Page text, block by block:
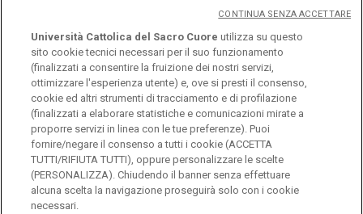
© Università Cattolica del Sacro Cuore
Largo A. Gemelli 1, 20123 Milano
PI 02133120150
ENGLISH
Università Cattolica del Sacro Cuore utilizza su questo
sito cookie tecnici necessari per il suo funzionamento
(finalizzati a consentire la fruizione dei nostri servizi,
ottimizzare l'esperienza utente) e, ove si presti il consenso,
cookie ed altri strumenti di tracciamento e di profilazione
(finalizzati a elaborare statistiche e comunicazioni mirate a
proporre servizi in linea con le tue preferenze). Puoi
fornire/negare il consenso a tutti i cookie (ACCETTA
TUTTI/RIFIUTA TUTTI), oppure personalizzare le scelte
(PERSONALIZZA). Chiudendo il banner senza effettuare
alcuna scelta la navigazione proseguirà solo con i cookie
necessari.
CONTINUA SENZA ACCETTARE